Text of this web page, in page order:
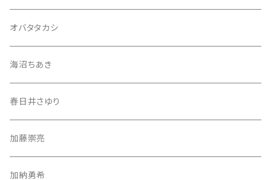
オバタタカシ
海沼ちあき
春日井さゆり
加藤崇亮
加納勇希